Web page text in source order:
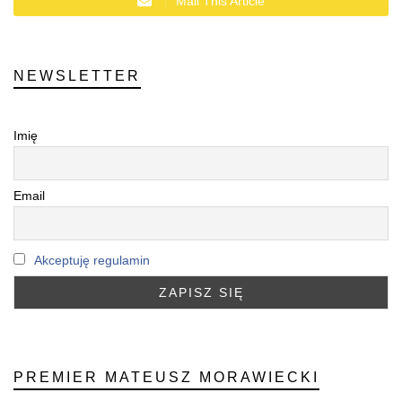
NEWSLETTER
Imię
Email
Akceptuję regulamin
PREMIER MATEUSZ MORAWIECKI